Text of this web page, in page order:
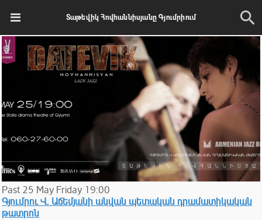
Տաթեվիկ Հովհաննիսյանը Գյումրիում
Past 25 May Friday 19:00
Գյումրու Վ. Աճեմյանի անվան պետական դրամատիկական
թատրոն